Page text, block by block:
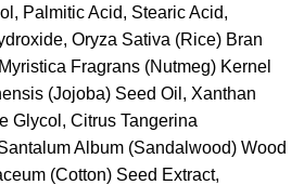
Palmitic Acid, Stearic Acid,
Oryza Sativa (Rice) Bran
Fragrans (Nutmeg) Kernel
(Jojoba) Seed Oil, Xanthan
Glycol, Citrus Tangerina
Album (Sandalwood) Wood
(Cotton) Seed Extract,